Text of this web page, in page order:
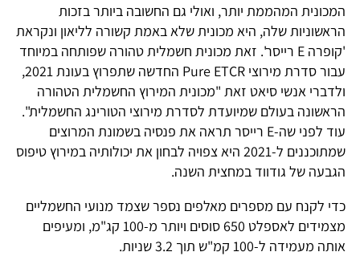
המכונית המהממת יותר, ואולי גם החשובה ביותר בזכות
הראשוניות שלה, היא מכונית שלא באמת קשורה לליאון ונקראת
'קופרה E רייסר'. זאת מכונית חשמלית טהורה שפותחה במיוחד
עבור סדרת מירוצי Pure ETCR החדשה שתפרוץ בעונת 2021,
ולדברי אנשי סיאט זאת "מכונית המירוץ החשמלית הטהורה
הראשונה בעולם שמיועדת לסדרת מירוצי הטורינג החשמלית".
עוד לפני שה-E רייסר תראה את פנסיה בשמונת המרוצים
שמתוכננים ל-2021 היא צפויה לבחון את יכולותיה במירוץ טיפוס
הגבעה של גודווד במחצית השנה.
כדי לקנח עם מספרים מאלפים נספר שצמד מנועי החשמליים
מצמידים לאספלט 650 סוסים ויותר מ-100 קג"מ, ומעיפים
אותה מעמידה ל-100 קמ"ש תוך 3.2 שניות.